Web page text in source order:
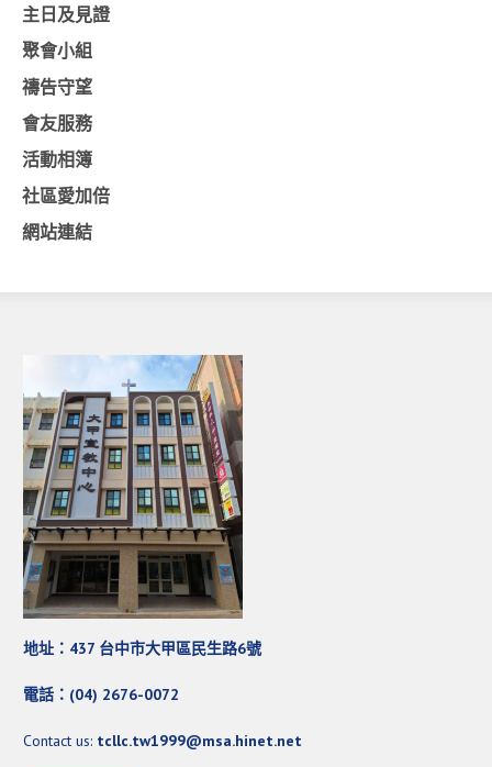
活動影音_2025年
活動影音_2024年
活動影音_2023年
活動影音_2022年
活動影音_2021年
活動影音_2018年
活動影音_2016年
活動影音_2015年
活動影音_2014年
活動影音_2013年
社區愛加倍
愛加倍協會介紹
主日及見證
聚會小組
禱告守望
會友服務
活動相簿
社區愛加倍
網站連結
地址：437 台中市大甲區民生路6號
電話：(04) 2676-0072
Contact us: tcllc.tw1999@msa.hinet.net